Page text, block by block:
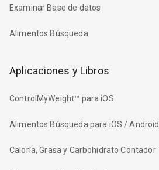
Examinar Base de datos
Alimentos Búsqueda
Aplicaciones y Libros
ControlMyWeight™ para iOS
Alimentos Búsqueda para iOS / Android
Caloría, Grasa y Carbohidrato Contador